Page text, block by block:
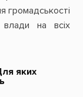
громадськості
влади на всіх
яких